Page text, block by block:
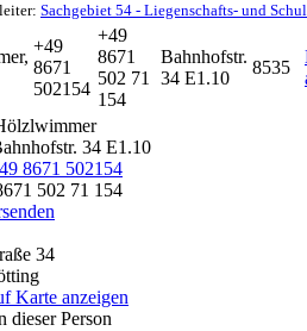
: Sachgebiet 54 - Liegenschafts- und
,
+49
8671
502154
+49
8671
502 71
154
Bahnhofstr.
34 E1.10
8535
34 E1.10
8671 502154
502 71 154
34
Karte anzeigen
dieser Person